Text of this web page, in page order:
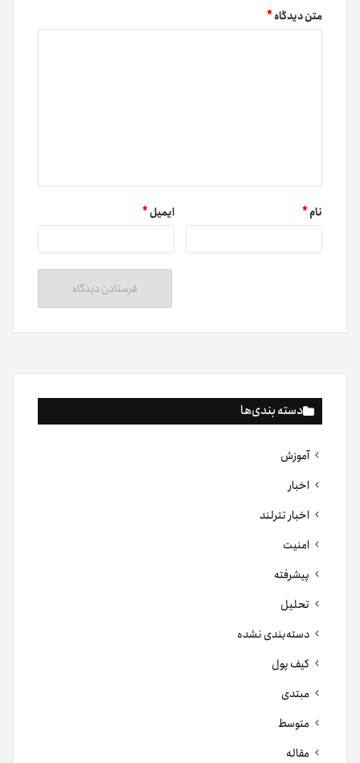
دسته بندی‌ها
آموزش
اخبار
اخبار تترلند
امنیت
پیشرفته
تحلیل
دسته‌بندی نشده
کیف پول
مبتدی
متوسط
مقاله
متن دیدگاه*
نام* ایمیل*